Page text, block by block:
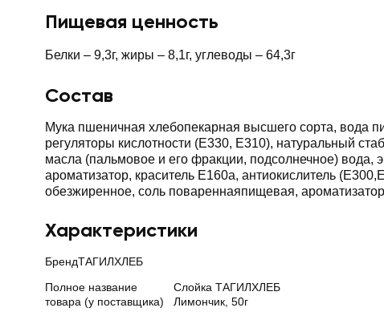
Пищевая ценность
Белки – 9,3г, жиры – 8,1г, углеводы – 64,3г
Состав
Мука пшеничная хлебопекарная высшего сорта, вода
регуляторы кислотности (Е330, Е310), натуральный
масла (пальмовое и его фракции, подсолнечное) вода,
ароматизатор, краситель Е160а, антиокислитель
обезжиренное, соль повареннаяпищевая,
Характеристики
БрендТАГИЛХЛЕБ
Полное название
товара (у поставщика)
Слойка ТАГИЛХЛЕБ
Лимончик, 50г